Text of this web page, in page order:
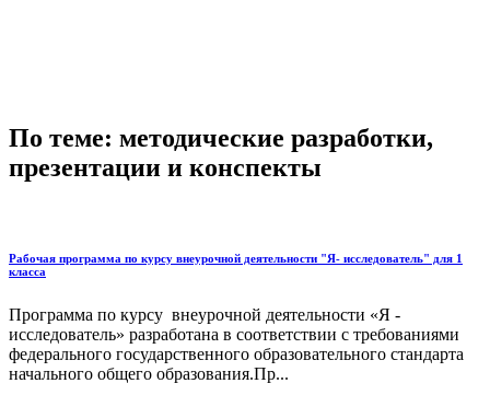
По теме: методические разработки,
презентации и конспекты
Рабочая программа по курсу внеурочной деятельности "Я- исследователь" для 1
класса
Программа по курсу внеурочной деятельности «Я -
исследователь» разработана в соответствии с требованиями
федерального государственного образовательного стандарта
начального общего образования.Пр...